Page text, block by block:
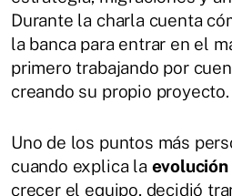
Durante la charla cuenta
la banca para entrar en el
primero trabajando por
creando su propio proyecto.
Uno de los puntos más
cuando explica la evolución
crecer el equipo, decidió